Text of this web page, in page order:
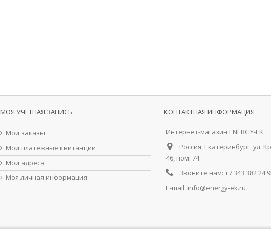
МОЯ УЧЕТНАЯ ЗАПИСЬ
Мои заказы
Мои платёжные квитанции
Мои адреса
Моя личная информация
КОНТАКТНАЯ ИНФОРМАЦИЯ
Интернет-магазин ENERGY-EK
Россия, Екатеринбург, ул.
46, пом. 74
Звоните нам: +7 343 382 24
E-mail: info@energy-ek.ru